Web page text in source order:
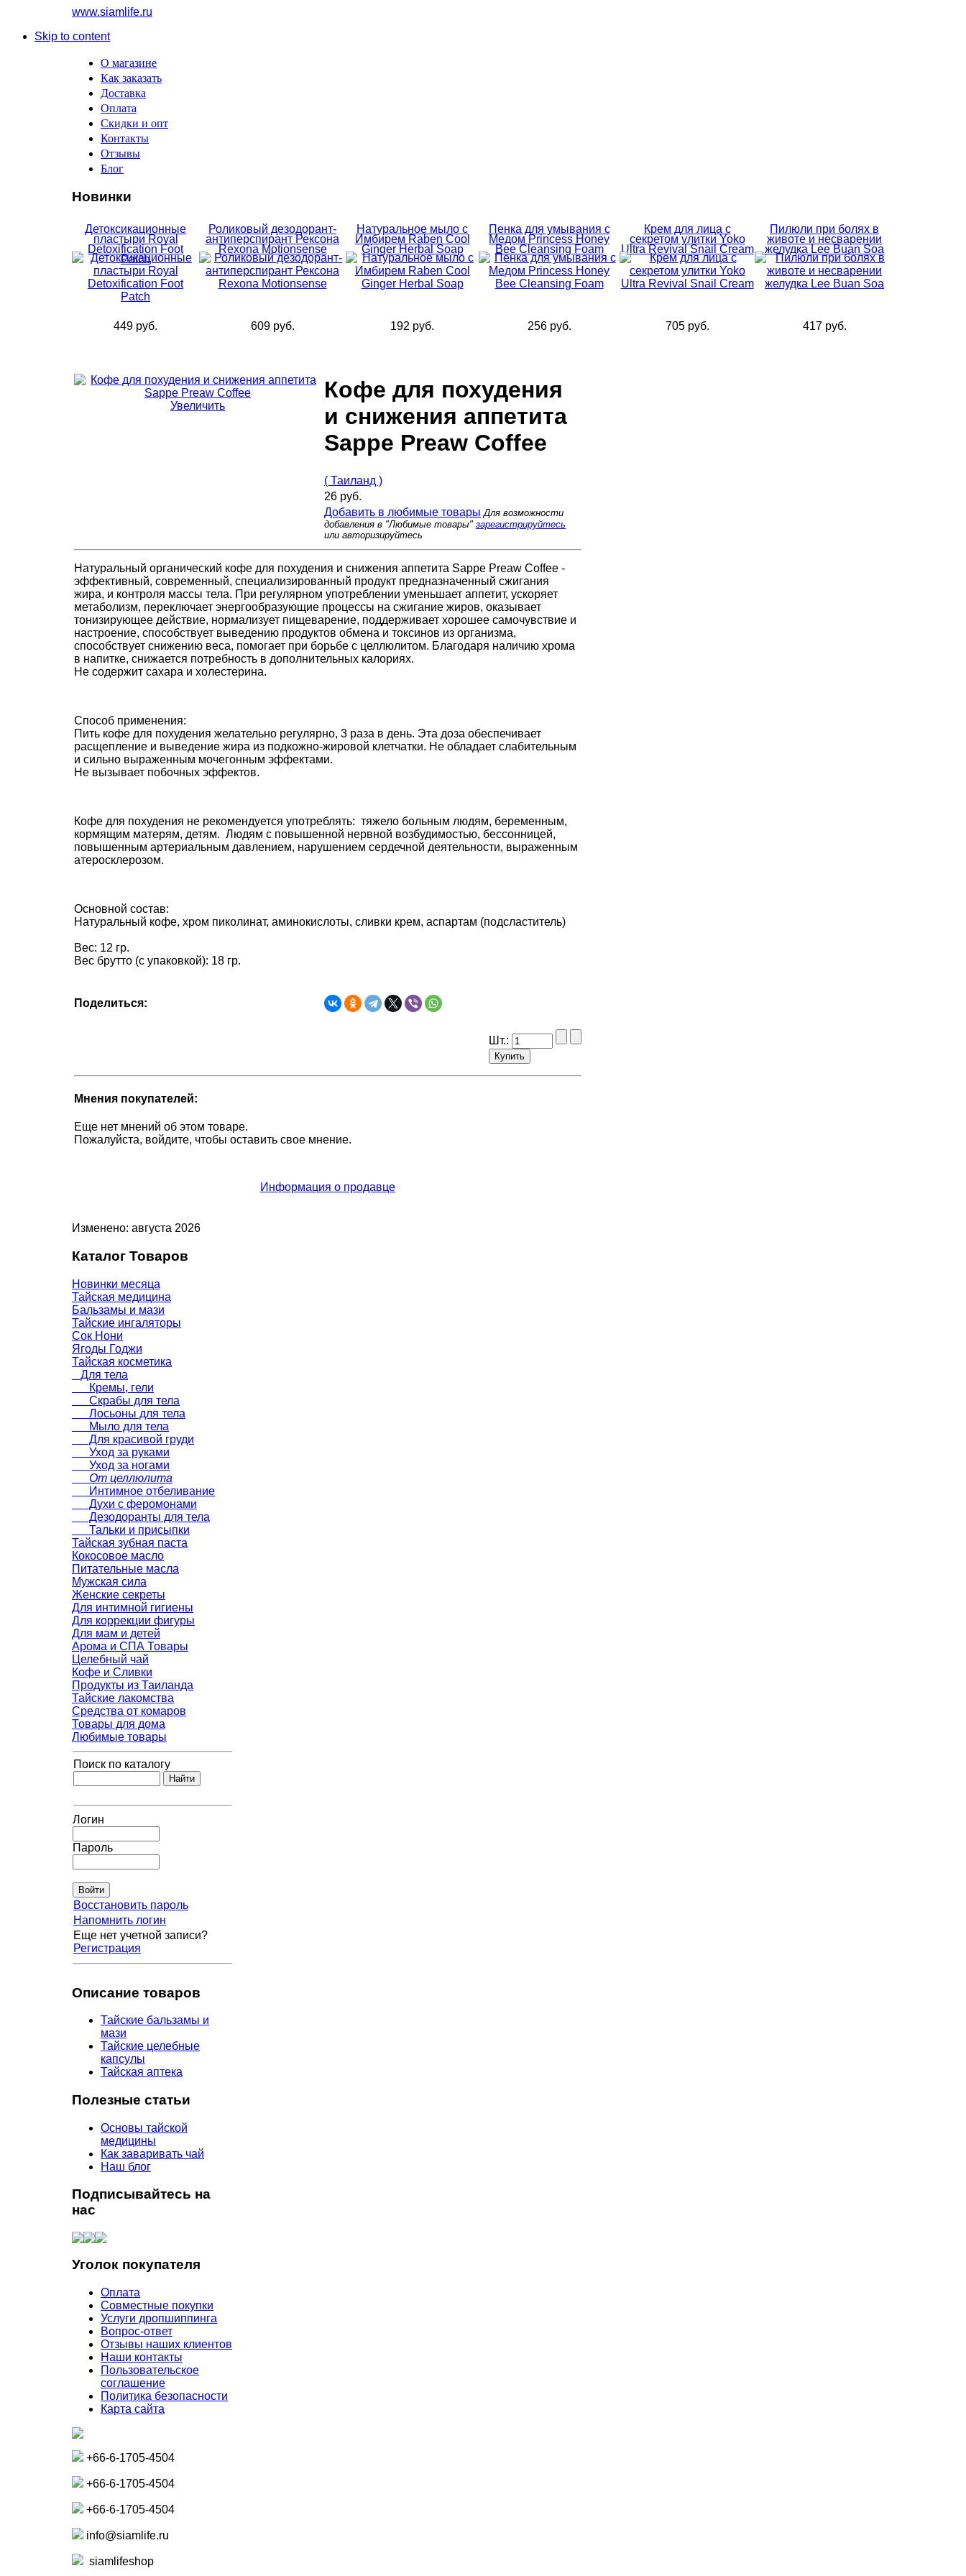
www.siamlife.ru
Skip to content
О магазине
Как заказать
Доставка
Оплата
Скидки и опт
Контакты
Отзывы
Блог
Новинки
Детоксикационные
пластыри Royal
Detoxification Foot
Patch
449 руб.
Роликовый дезодорант-
антиперспирант Рексона
Rexona Motionsense
609 руб.
Натуральное мыло с
Имбирем Raben Cool
Ginger Herbal Soap
192 руб.
Пенка для умывания с
Медом Princess Honey
Bee Cleansing Foam
256 руб.
Крем для лица с
секретом улитки Yoko
Ultra Revival Snail Cream
705 руб.
Пилюли при болях в
животе и несварении
желудка Lee Buan Soa
417 руб.
Увеличить
Кофе для похудения
и снижения аппетита
Sappe Preaw Coffee
( Таиланд )
26 руб.
Добавить в любимые товары Для возможности
добавления в "Любимые товары" зарегистрируйтесь
или авторизируйтесь
Натуральный органический кофе для похудения и снижения аппетита Sappe Preaw Coffee -
эффективный, современный, специализированный продукт предназначенный сжигания
жира, и контроля массы тела. При регулярном употреблении уменьшает аппетит, ускоряет
метаболизм, переключает энергообразующие процессы на сжигание жиров, оказывает
тонизирующее действие, нормализует пищеварение, поддерживает хорошее самочувствие и
настроение, способствует выведению продуктов обмена и токсинов из организма,
cпособствует снижению веса, помогает при борьбе с целлюлитом. Благодаря наличию хрома
в напитке, снижается потребность в дополнительных калориях.
Не содержит сахара и холестерина.
Способ применения:
Пить кофе для похудения желательно регулярно, 3 раза в день. Эта доза обеспечивает
расщепление и выведение жира из подкожно-жировой клетчатки. Не обладает слабительным
и сильно выраженным мочегонным эффектами.
Не вызывает побочных эффектов.
Кофе для похудения не рекомендуется употреблять: тяжело больным людям, беременным,
кормящим матерям, детям. Людям с повышенной нервной возбудимостью, бессонницей,
повышенным артериальным давлением, нарушением сердечной деятельности, выраженным
атеросклерозом.
Основной состав:
Натуральный кофе, хром пиколинат, аминокислоты, сливки крем, аспартам (подсластитель)
Вес: 12 гр.
Вес брутто (с упаковкой): 18 гр.
Поделиться:
Шт.:
Мнения покупателей:
Еще нет мнений об этом товаре.
Пожалуйста, войдите, чтобы оставить свое мнение.
Информация о продавце
Изменено: августа 2026
Каталог Товаров
Новинки месяца
Тайская медицина
Бальзамы и мази
Тайские ингаляторы
Сок Нони
Ягоды Годжи
Тайская косметика
Для тела
Кремы, гели
Скрабы для тела
Лосьоны для тела
Мыло для тела
Для красивой груди
Уход за руками
Уход за ногами
От целлюлита
Интимное отбеливание
Духи с феромонами
Дезодоранты для тела
Тальки и присыпки
Тайская зубная паста
Кокосовое масло
Питательные масла
Мужская сила
Женские секреты
Для интимной гигиены
Для коррекции фигуры
Для мам и детей
Арома и СПА Товары
Целебный чай
Кофе и Сливки
Продукты из Таиланда
Тайские лакомства
Средства от комаров
Товары для дома
Любимые товары
Поиск по каталогу
Логин
Пароль
Восстановить пароль
Напомнить логин
Еще нет учетной записи?
Регистрация
Описание товаров
Тайские бальзамы и
мази
Тайские целебные
капсулы
Тайская аптека
Полезные статьи
Основы тайской
медицины
Как заваривать чай
Наш блог
Подписывайтесь на
нас
Уголок покупателя
Оплата
Совместные покупки
Услуги дропшиппинга
Вопрос-ответ
Отзывы наших клиентов
Наши контакты
Пользовательское
соглашение
Политика безопасности
Карта сайта
+66-6-1705-4504
+66-6-1705-4504
+66-6-1705-4504
info@siamlife.ru
siamlifeshop